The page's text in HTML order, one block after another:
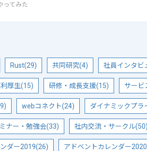
ってみた
Rust(29) 共同研究(4) 社員インタビ
厚生(15) 研修・成長支援(15) サービ
webコネクト(24) ダイナミックプラ
ナー・勉強会(33) 社内交流・サークル(50)
ダー2019(26) アドベントカレンダー